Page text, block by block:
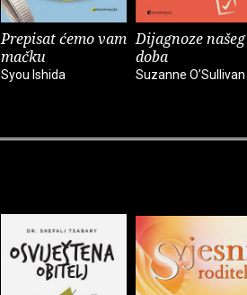
Prepisat ćemo vam
mačku
Syou Ishida
Dijagnoze našeg
doba
Suzanne O’Sullivan